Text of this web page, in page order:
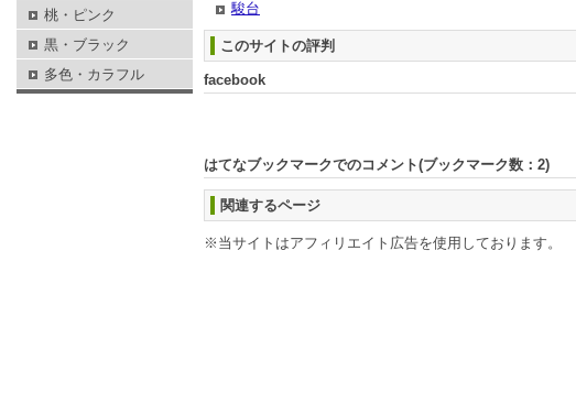
駿台
このサイトの評判
facebook
はてなブックマークでのコメント(ブックマーク数： 2)
関連するページ
※当サイトはアフィリエイト広告を使用しております。
桃・ピンク
黒・ブラック
多色・カラフル